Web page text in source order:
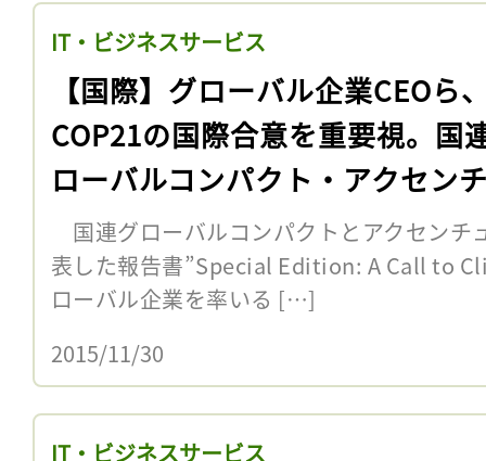
IT・ビジネスサービス
【国際】グローバル企業CEOら
COP21の国際合意を重要視。国
ローバルコンパクト・アクセン
調査
国連グローバルコンパクトとアクセンチ
表した報告書”Special Edition: A Call to
ローバル企業を率いる […]
2015/11/30
IT・ビジネスサービス